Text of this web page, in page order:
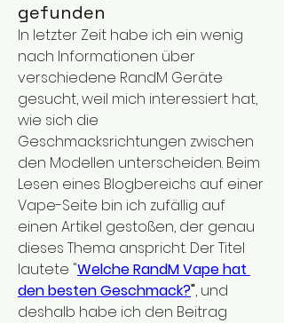
gefunden
In letzter Zeit habe ich ein wenig
nach Informationen über
verschiedene RandM Geräte
gesucht, weil mich interessiert hat,
wie sich die
Geschmacksrichtungen zwischen
den Modellen unterscheiden. Beim
Lesen eines Blogbereichs auf einer
Vape-Seite bin ich zufällig auf
einen Artikel gestoßen, der genau
dieses Thema anspricht. Der Titel
lautete "Welche RandM Vape hat
den besten Geschmack?", und
deshalb habe ich den Beitrag